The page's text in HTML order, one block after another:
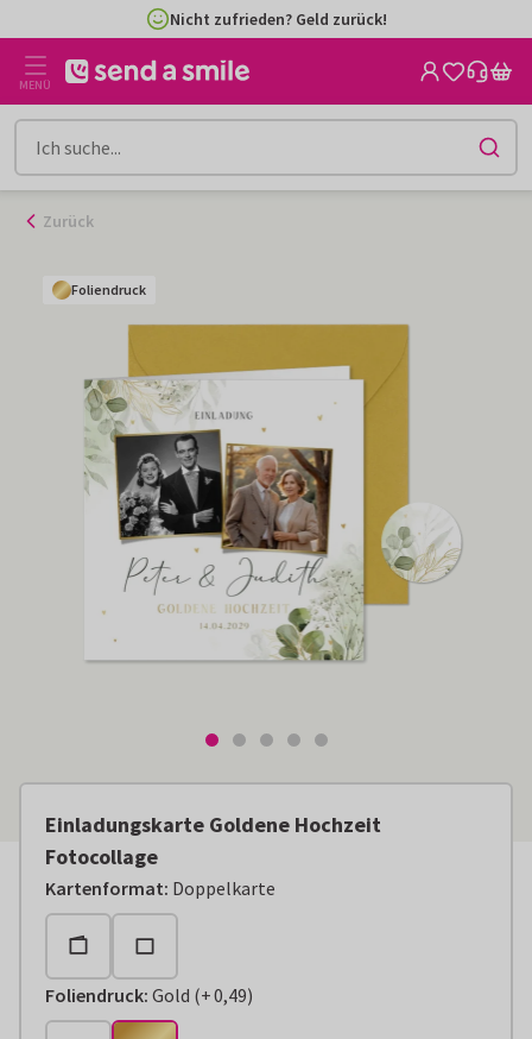
Inhalt
gehen
Nicht zufrieden? Geld zurück!
MENÜ
Zurück
Foliendruck
Foliendruck
Foliendruck
Foliendruck
Foliendruck
Einladungskarte Goldene Hochzeit
Fotocollage
Kartenformat: Doppelkarte
Foliendruck: Gold (
+€ 0,49
+0,49)